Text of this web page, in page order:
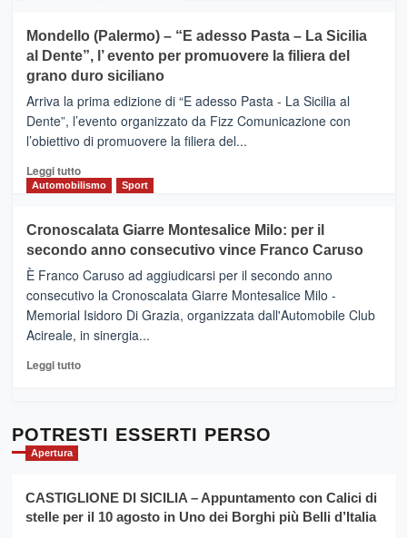
e
messaggi
di
CASTIGLIONE
DI
SICILIA
(Ct)
–
Il
Borgo
Gusto,
il
tra
sapori
vicoli
medievali
Mondello (Palermo) – “E adesso Pasta – La Sicilia
al Dente”, l’ evento per promuovere la filiera del
grano duro siciliano
Arriva la prima edizione di “E adesso Pasta - La Sicilia al
Dente”, l’evento organizzato da Fizz Comunicazione con
l’obiettivo di promuovere la filiera del...
Leggi tuttoLeggi
di
Mondello
(Palermo)
–
“E
adesso
Pasta
–
Sicilia
l’
evento
la
filiera
Automobilismo Sport
Cronoscalata Giarre Montesalice Milo: per il
secondo anno consecutivo vince Franco Caruso
È Franco Caruso ad aggiudicarsi per il secondo anno
consecutivo la Cronoscalata Giarre Montesalice Milo -
Memorial Isidoro Di Grazia, organizzata dall'Automobile Club
Acireale, in sinergia...
Leggi tuttoLeggi
Cronoscalata
per
il
POTRESTI ESSERTI PERSO
Apertura
CASTIGLIONE DI SICILIA – Appuntamento con Calici di
stelle per il 10 agosto in Uno dei Borghi più Belli d’Italia